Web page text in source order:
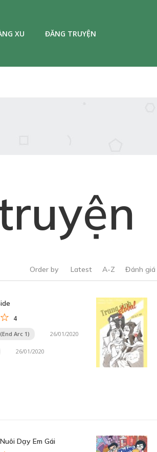
XU ĐĂNG TRUYỆN
Order by Latest A-Z Đánh giá
4
Arc 1) 26/01/2020
26/01/2020
Dạy Em Gái